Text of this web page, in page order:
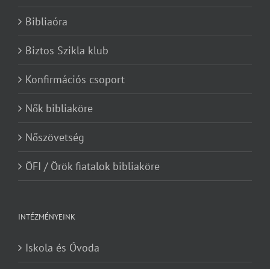
Bibliaóra
Biztos Szikla klub
Konfirmációs csoport
Nők bibliaköre
Nőszövetség
ÖFI / Örök fiatalok bibliaköre
INTÉZMÉNYEINK
Iskola és Óvoda